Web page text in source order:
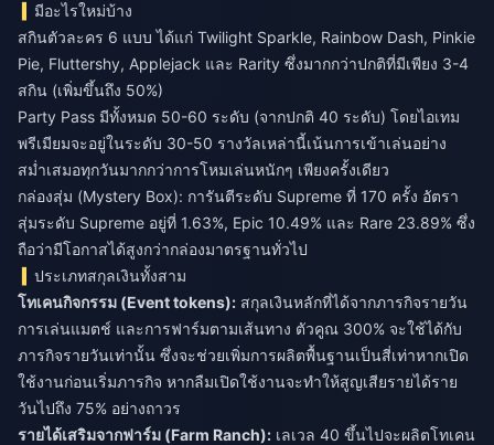
มีอะไรใหม่บ้าง
สกินตัวละคร 6 แบบ ได้แก่ Twilight Sparkle, Rainbow Dash, Pinkie
Pie, Fluttershy, Applejack และ Rarity ซึ่งมากกว่าปกติที่มีเพียง 3-4
สกิน (เพิ่มขึ้นถึง 50%)
Party Pass มีทั้งหมด 50-60 ระดับ (จากปกติ 40 ระดับ) โดยไอเทม
พรีเมียมจะอยู่ในระดับ 30-50 รางวัลเหล่านี้เน้นการเข้าเล่นอย่าง
สม่ำเสมอทุกวันมากกว่าการโหมเล่นหนักๆ เพียงครั้งเดียว
กล่องสุ่ม (Mystery Box): การันตีระดับ Supreme ที่ 170 ครั้ง อัตรา
สุ่มระดับ Supreme อยู่ที่ 1.63%, Epic 10.49% และ Rare 23.89% ซึ่ง
ถือว่ามีโอกาสได้สูงกว่ากล่องมาตรฐานทั่วไป
ประเภทสกุลเงินทั้งสาม
โทเคนกิจกรรม (Event tokens): สกุลเงินหลักที่ได้จากภารกิจรายวัน
การเล่นแมตช์ และการฟาร์มตามเส้นทาง ตัวคูณ 300% จะใช้ได้กับ
ภารกิจรายวันเท่านั้น ซึ่งจะช่วยเพิ่มการผลิตพื้นฐานเป็นสี่เท่าหากเปิด
ใช้งานก่อนเริ่มภารกิจ หากลืมเปิดใช้งานจะทำให้สูญเสียรายได้ราย
วันไปถึง 75% อย่างถาวร
รายได้เสริมจากฟาร์ม (Farm Ranch): เลเวล 40 ขึ้นไปจะผลิตโทเคน